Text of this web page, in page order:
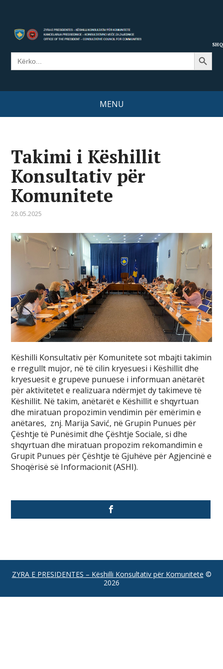
Search
for:
Search Button
MENU
Takimi i Këshillit
Konsultativ për
Komunitete
28.05.2025
Këshilli Konsultativ për Komunitete sot mbajti takimin
e rregullt mujor, në të cilin kryesuesi i Këshillit dhe
kryesuesit e grupeve punuese i informuan anëtarët
për aktivitetet e realizuara ndërmjet dy takimeve të
Këshillit. Në takim, anëtarët e Këshillit e shqyrtuan
dhe miratuan propozimin vendimin për emërimin e
anëtares, znj. Marija Savić, në Grupin Punues për
Çështje të Punësimit dhe Çështje Sociale, si dhe
shqyrtuan dhe miratuan propozim rekomandimin e
Grupit Punues për Çështje të Gjuhëve për Agjencinë e
Shoqërisë së Informacionit (ASHI).
ZYRA E PRESIDENTES – Këshilli Konsultativ për Komunitete ©
2026